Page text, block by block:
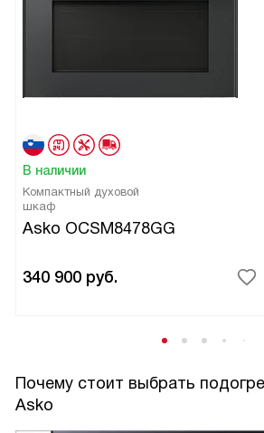
В наличии
Компактный духовой
шкаф
Asko OCSM8478GG
340 900 руб.
Почему стоит выбрать
Asko